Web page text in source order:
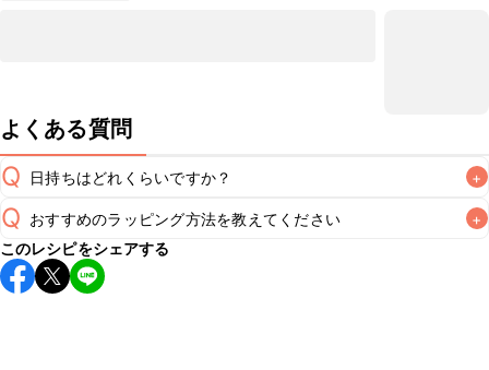
よくある質問
Q 日持ちはどれくらいですか？ +
A
保存期間は常温で2~3日が目安です。なるべくお早めにお召
し上がりください。
※日持ちは目安です。
Q おすすめのラッピング方法を教えてください +
A こちら
このレシピをシェアする